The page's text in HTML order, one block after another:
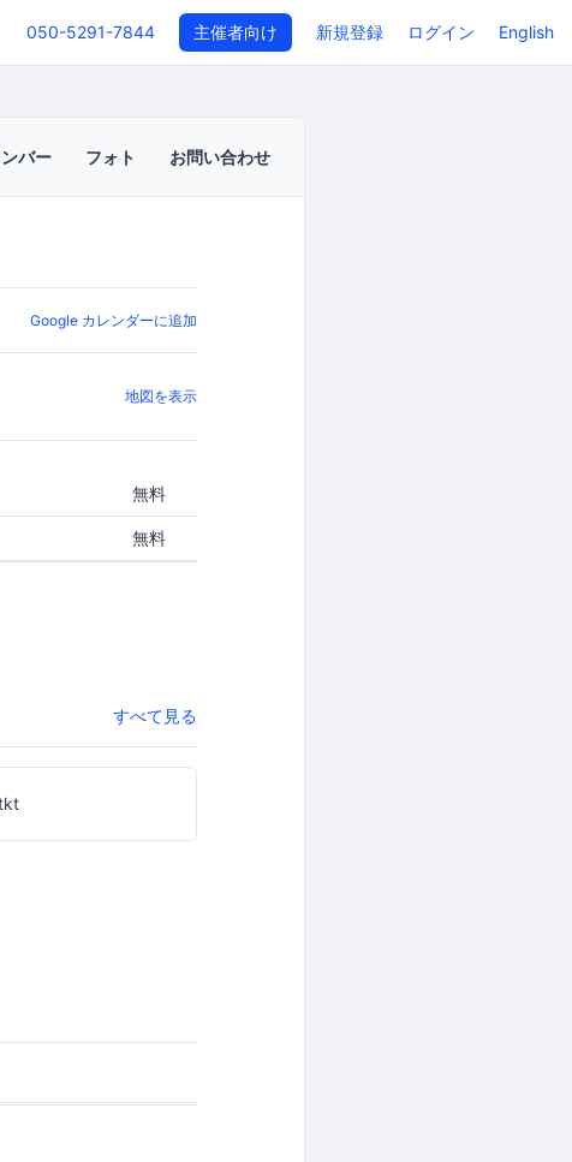
050-5291-7844 主催者向け 新規登録 ログイン English
ンバー フォト お問い合わせ
Google カレンダーに追加
地図を表示
無料
無料
すべて見る